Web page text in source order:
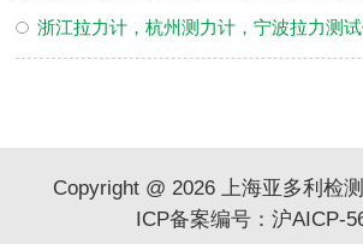
浙江拉力计，杭州测力计，宁波拉力测
Copyright @ 2026 上海亚多利检
ICP备案编号：沪AICP-